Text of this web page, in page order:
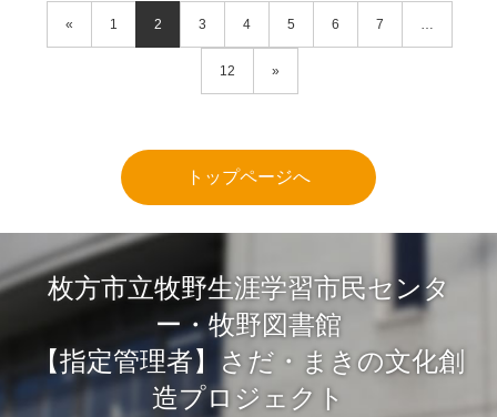
« 1 2 3 4 5 6 7 …
12 »
トップページへ
枚方市立牧野生涯学習市民センタ
ー・牧野図書館
【指定管理者】さだ・まきの文化創
造プロジェクト